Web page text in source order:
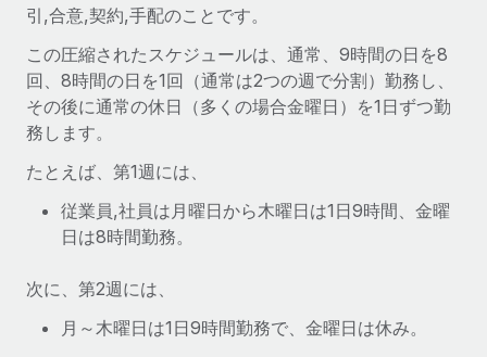
世界中の契約社員をオンボーディングし、管理
PEO
複雑な雇用関連業務を外部委託
Remote統合
人事機能をワークフローにシームレスに統合する
チームのための人事の基本機能を内蔵
接続 新しい
成長の段階
スタートアップ
成長中の企業向けのアジャイルなグローバルHR・給与処理ソ
カスタマイズされた人事ソリューションでチームを拡大する
大企業向けのグローバルHR
契約社員の報酬計算ツール
グローバルな契約社員向けに、通貨オプションと支払スピー
ドを確認する
REMOTEで学習
リサーチおよびガイド
活用事例
Nederlands
Français
Deutsch
Español
Italiano
Português (Portugal)
引,合意,契約,手配のことです。
この圧縮されたスケジュールは、通常、9時間の日を8
回、8時間の日を1回（通常は2つの週で分割）勤務し、
その後に通常の休日（多くの場合金曜日）を1日ずつ勤
務します。
たとえば、第1週には、
従業員,社員は月曜日から木曜日は1日9時間、金曜
日は8時間勤務。
次に、第2週には、
月～木曜日は1日9時間勤務で、金曜日は休み。